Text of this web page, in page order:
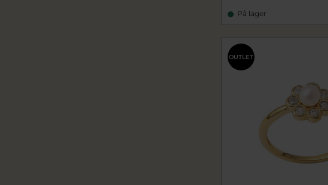
På lager
OUTLET